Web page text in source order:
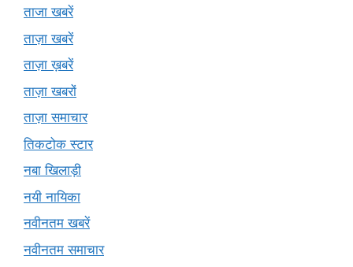
ताजा खबरें
ताज़ा खबरें
ताज़ा ख़बरें
ताज़ा खबरों
ताज़ा समाचार
तिकटोक स्टार
नबा खिलाड़ी
नयी नायिका
नवीनतम खबरें
नवीनतम समाचार